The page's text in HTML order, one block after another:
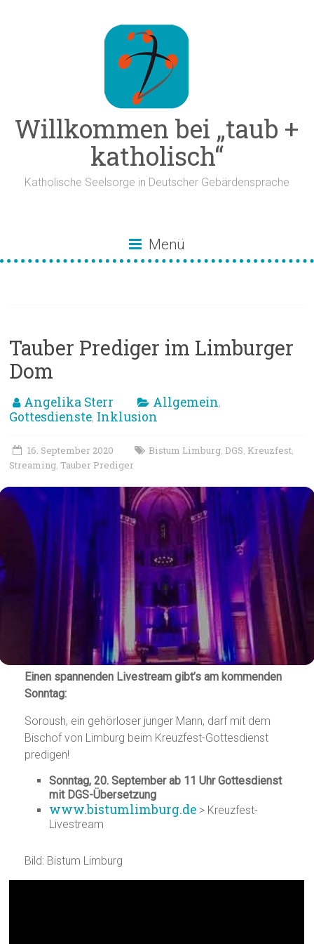
Willkommen bei „taub +
katholisch“
Katholische Seelsorge in Deutscher Gebärdensprache
Menü
Tauber Prediger im Limburger
Dom
Angelika Sterr Allgemein,
Gottesdienste, Inklusion
16. September 2020 Bistum Limburg, DGS, Kreuzfest,
Streaming,Tauber Prediger
Einen spannenden Livestream gibt’s am kommenden
Sonntag:
Soroush, ein gehörloser junger Mann, darf mit dem
Bischof von Limburg beim Kreuzfest-Gottesdienst
predigen!
Sonntag, 20. September ab 11 Uhr Gottesdienst
mit DGS-Übersetzung
www.bistumlimburg.de> Kreuzfest-
Livestream
Bild: Bistum Limburg